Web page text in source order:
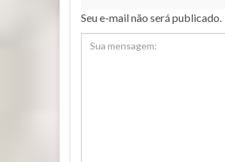
Seu e-mail não será publicado.